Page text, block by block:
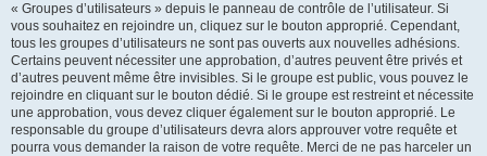
« Groupes d’utilisateurs » depuis le panneau de contrôle de l’utilisateur. Si
vous souhaitez en rejoindre un, cliquez sur le bouton approprié. Cependant,
tous les groupes d’utilisateurs ne sont pas ouverts aux nouvelles adhésions.
Certains peuvent nécessiter une approbation, d’autres peuvent être privés et
d’autres peuvent même être invisibles. Si le groupe est public, vous pouvez le
rejoindre en cliquant sur le bouton dédié. Si le groupe est restreint et nécessite
une approbation, vous devez cliquer également sur le bouton approprié. Le
responsable du groupe d’utilisateurs devra alors approuver votre requête et
pourra vous demander la raison de votre requête. Merci de ne pas harceler un